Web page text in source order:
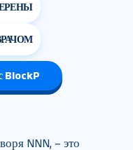
BlockP
NNN, – это